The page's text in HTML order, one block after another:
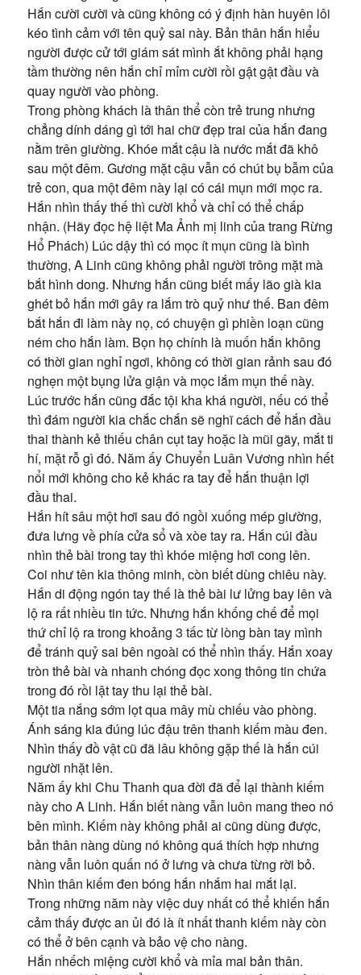
Hắn cười cười và cũng không có ý định hàn huyên lôi
kéo tình cảm với tên quỷ sai này. Bản thân hắn hiểu
người được cử tới giám sát mình ắt không phải hạng
tầm thường nên hắn chỉ mỉm cười rồi gật gật đầu và
quay người vào phòng.
Trong phòng khách là thân thể còn trẻ trung nhưng
chẳng dính dáng gì tới hai chữ đẹp trai của hắn đang
nằm trên giường. Khóe mắt cậu là nước mắt đã khô
sau một đêm. Gương mặt cậu vẫn có chút bụ bẫm của
trẻ con, qua một đêm này lại có cái mụn mới mọc ra.
Hắn nhìn thấy thế thì cười khổ và chỉ có thể chấp
nhận. (Hãy đọc hệ liệt Ma Ảnh mị linh của trang Rừng
Hổ Phách) Lúc dậy thì có mọc ít mụn cũng là bình
thường, A Linh cũng không phải người trông mặt mà
bắt hình dong. Nhưng hắn cũng biết mấy lão già kia
ghét bỏ hắn mới gây ra lắm trò quỷ như thế. Ban đêm
bắt hắn đi làm này nọ, có chuyện gì phiền loạn cũng
ném cho hắn làm. Bọn họ chính là muốn hắn không
có thời gian nghỉ ngơi, không có thời gian rảnh sau đó
nghẹn một bụng lửa giận và mọc lắm mụn thế này.
Lúc trước hắn cũng đắc tội kha khá người, nếu có thể
thì đám người kia chắc chắn sẽ nghĩ cách để hắn đầu
thai thành kẻ thiếu chân cụt tay hoặc là mũi gãy, mắt ti
hí, mặt rỗ gì đó. Năm ấy Chuyển Luân Vương nhìn hết
nổi mới không cho kẻ khác ra tay để hắn thuận lợi
đầu thai.
Hắn hít sâu một hơi sau đó ngồi xuống mép giường,
đưa lưng về phía cửa sổ và xòe tay ra. Hắn cúi đầu
nhìn thẻ bài trong tay thì khóe miệng hơi cong lên.
Coi như tên kia thông minh, còn biết dùng chiêu này.
Hắn di động ngón tay thế là thẻ bài lư lửng bay lên và
lộ ra rất nhiều tin tức. Nhưng hắn khống chế để mọi
thứ chỉ lộ ra trong khoảng 3 tấc từ lòng bàn tay mình
để tránh quỷ sai bên ngoài có thể nhìn thấy. Hắn xoay
tròn thẻ bài và nhanh chóng đọc xong thông tin chứa
trong đó rồi lật tay thu lại thẻ bài.
Một tia nắng sớm lọt qua mây mù chiếu vào phòng.
Ánh sáng kia đúng lúc đậu trên thanh kiếm màu đen.
Nhìn thấy đồ vật cũ đã lâu không gặp thế là hắn cúi
người nhặt lên.
Năm ấy khi Chu Thanh qua đời đã để lại thành kiếm
này cho A Linh. Hắn biết nàng vẫn luôn mang theo nó
bên mình. Kiếm này không phải ai cũng dùng được,
bản thân nàng dùng nó không quá thích hợp nhưng
nàng vẫn luôn quấn nó ở lưng và chưa từng rời bỏ.
Nhìn thân kiếm đen bóng hắn nhắm hai mắt lại.
Trong những năm này việc duy nhất có thể khiến hắn
cảm thấy được an ủi đó là ít nhất thanh kiếm này còn
có thể ở bên cạnh và bảo vệ cho nàng.
Hắn nhếch miệng cười khổ và mỉa mai bản thân.